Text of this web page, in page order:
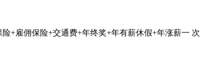
+雇佣保险+交通费+年终奖+年有薪休假+年涨薪一 次